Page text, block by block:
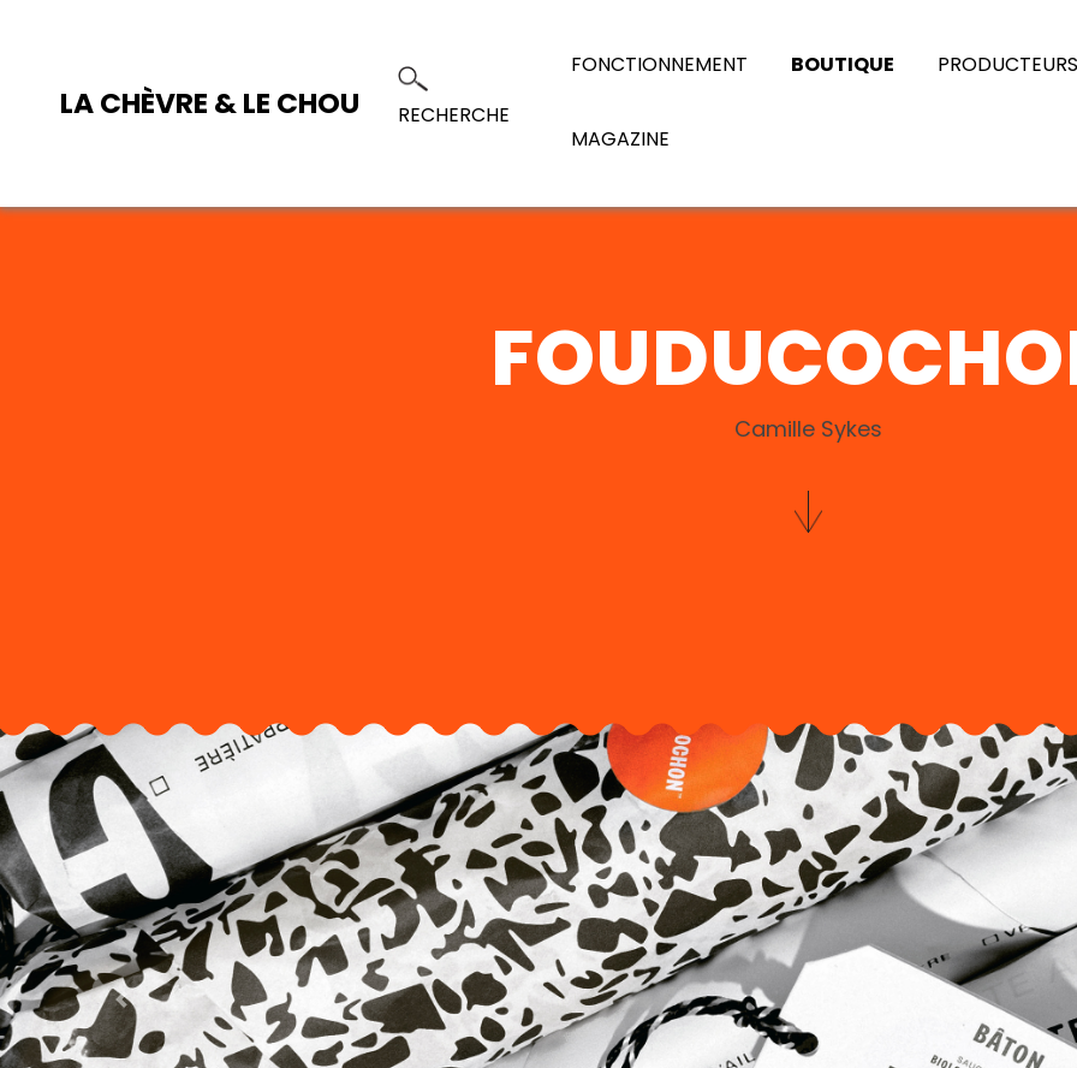
LA CHÈVRE & LE CHOU RECHERCHE
FONCTIONNEMENT BOUTIQUE PRODUCTEURS
MAGAZINE
Camille Sykes
Previous